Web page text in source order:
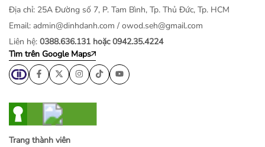
Địa chỉ: 25A Đường số 7, P. Tam Bình, Tp. Thủ Đức, Tp. HCM
Email: admin@dinhdanh.com / owod.seh@gmail.com
Liên hệ: 0388.636.131 hoặc 0942.35.4224
Tìm trên Google Maps
Trang thành viên